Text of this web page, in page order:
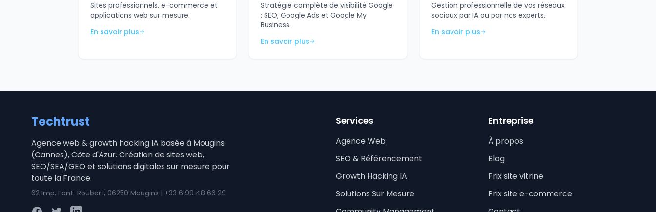
Sites professionnels, e-commerce et
applications web sur mesure.
En savoir plus
Stratégie complète de visibilité Google
: SEO, Google Ads et Google My
Business.
En savoir plus
Gestion professionnelle de vos réseaux
sociaux par IA ou par nos experts.
En savoir plus
Techtrust
Agence web & growth hacking IA basée à Mougins
(Cannes), Côte d'Azur. Création de sites web,
SEO/SEA/GEO et solutions digitales sur mesure pour
toute la France.
62 Imp. Font-Roubert, 06250 Mougins | +33 6 99 48 66 29
Services
Agence Web
SEO & Référencement
Growth Hacking IA
Solutions Sur Mesure
Entreprise
À propos
Blog
Prix site vitrine
Prix site e-commerce